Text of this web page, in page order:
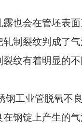
也会在管坯表
制裂纹判成了
纹有着明显的不
工业管脱氧不
钢锭上产生的